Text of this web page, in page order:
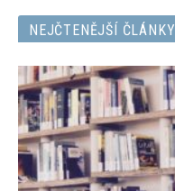
NEJČTENĚJŠÍ ČLÁNKY